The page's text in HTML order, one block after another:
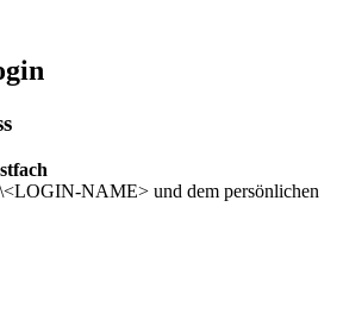
NAME> und dem persönlichen